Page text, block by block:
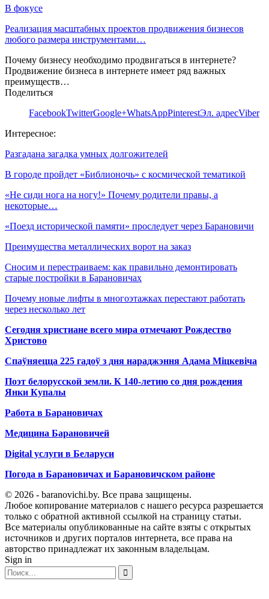
В фокусе
Реализация масштабных проектов продвижения бизнесов
любого размера инструментами…
Почему бизнесу необходимо продвигаться в интернете?
Продвижение бизнеса в интернете имеет ряд важных
преимуществ…
Поделиться
FacebookTwitterGoogle+WhatsAppPinterestЭл. адресViber
Интересное:
Разгадана загадка умных долгожителей
В городе пройдет «Библионочь» с космической тематикой
«Не сиди нога на ногу!» Почему родители правы, а
некоторые…
«Поезд исторической памяти» проследует через Барановичи
Преимущества металлических ворот на заказ
Сносим и перестраиваем: как правильно демонтировать
старые постройки в Барановичах
Почему новые лифты в многоэтажках перестают работать
через несколько лет
Сегодня христиане всего мира отмечают Рождество
Христово
Спаўняецца 225 гадоў з дня нараджэння Адама Міцкевіча
Поэт белорусской земли. К 140-летию со дня рождения
Янки Купалы
Работа в Барановичах
Медицина Барановичей
Digital услуги в Беларуси
Погода в Барановичах и Барановичском районе
© 2026 - baranovichi.by. Все права защищены.
Любое копирование материалов с нашего ресурса разрешается
только с обратной активной ссылкой на страницу статьи.
Все материалы опубликованные на сайте взяты с открытых
источников и других порталов интернета, все права на
авторство принадлежат их законным владельцам.
Sign in